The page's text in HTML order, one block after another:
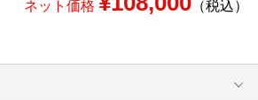
ネット価格 （税込）